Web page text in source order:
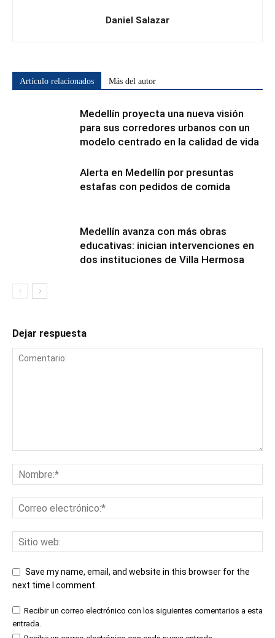
Daniel Salazar
Artículo relacionados Más del autor
Medellín proyecta una nueva visión
para sus corredores urbanos con un
modelo centrado en la calidad de vida
Alerta en Medellín por presuntas
estafas con pedidos de comida
Medellín avanza con más obras
educativas: inician intervenciones en
dos instituciones de Villa Hermosa
Dejar respuesta
Save my name, email, and website in this browser for the
next time I comment.
Recibir un correo electrónico con los siguientes comentarios a esta
entrada.